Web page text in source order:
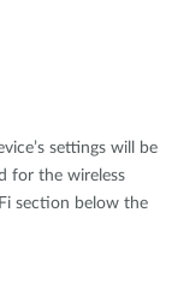
settings will be
for the wireless
section below the